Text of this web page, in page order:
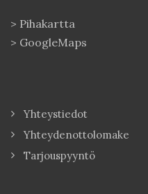
> Pihakartta
> GoogleMaps
Yhteystiedot
Yhteydenottolomake
Tarjouspyyntö